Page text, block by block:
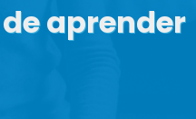
aprender